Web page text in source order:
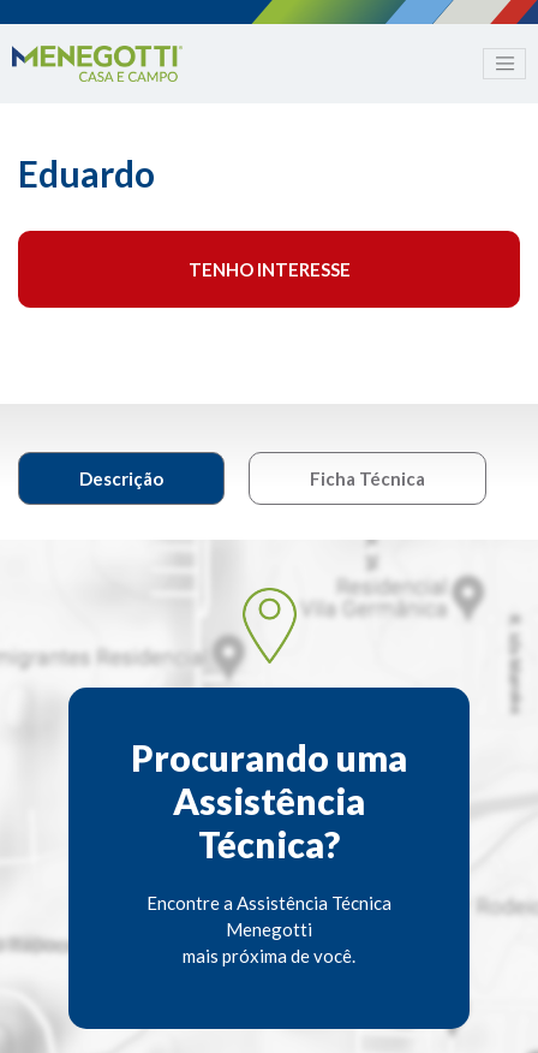
Eduardo
TENHO INTERESSE
Descrição Ficha Técnica
Procurando uma
Assistência
Técnica?
Encontre a Assistência Técnica
Menegotti
mais próxima de você.